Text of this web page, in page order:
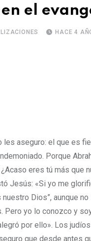
el
HACE 4
les aseguro: el que es
Porque
eres tú más que
Jesús: «Si yo me
Dios”, aunque
yo lo conozco y
por ello». Los
que desde antes